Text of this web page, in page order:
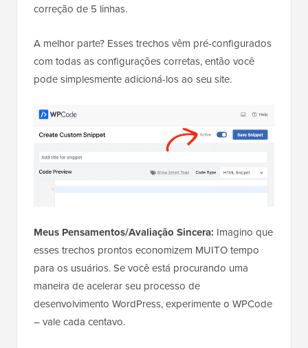
correção de 5 linhas.
A melhor parte? Esses trechos vêm pré-configurados
com todas as configurações corretas, então você
pode simplesmente adicioná-los ao seu site.
Meus Pensamentos/Avaliação Sincera: Imagino que
esses trechos prontos economizem MUITO tempo
para os usuários. Se você está procurando uma
maneira de acelerar seu processo de
desenvolvimento WordPress, experimente o WPCode
– vale cada centavo.